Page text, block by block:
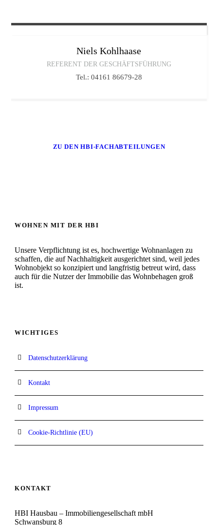
Niels Kohlhaase
REFERENT DER GESCHÄFTSFÜHRUNG
Tel.: 04161 86679-28
ZU DEN HBI-FACHABTEILUNGEN
WOHNEN MIT DER HBI
Unsere Verpflichtung ist es, hochwertige Wohnanlagen zu
schaffen, die auf Nachhaltigkeit ausgerichtet sind, weil jedes
Wohnobjekt so konzipiert und langfristig betreut wird, dass
auch für die Nutzer der Immobilie das Wohnbehagen groß
ist.
WICHTIGES
Datenschutzerklärung
Kontakt
Impressum
Cookie-Richtlinie (EU)
KONTAKT
HBI Hausbau – Immobiliengesellschaft mbH
Schwansburg 8